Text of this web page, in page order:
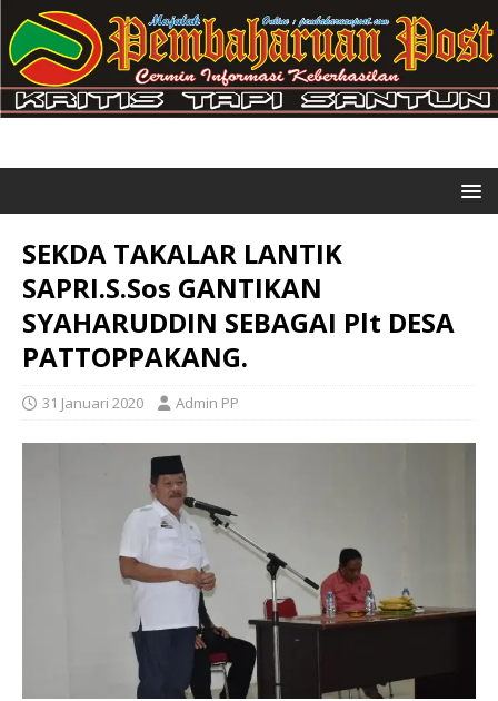
SEKDA TAKALAR LANTIK
SAPRI.S.Sos GANTIKAN
SYAHARUDDIN SEBAGAI Plt DESA
PATTOPPAKANG.
31 Januari 2020 Admin PP